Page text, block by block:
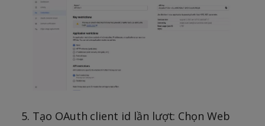
Tạo OAuth client id lần lượt: Chọn Web